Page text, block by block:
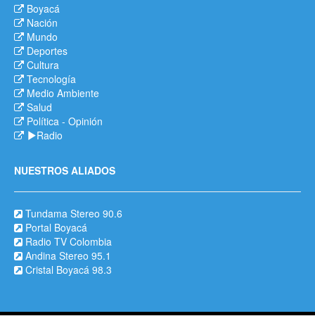
Boyacá
Nación
Mundo
Deportes
Cultura
Tecnología
Medio Ambiente
Salud
Política - Opinión
Radio
NUESTROS ALIADOS
Tundama Stereo 90.6
Portal Boyacá
Radio TV Colombia
Andina Stereo 95.1
Cristal Boyacá 98.3